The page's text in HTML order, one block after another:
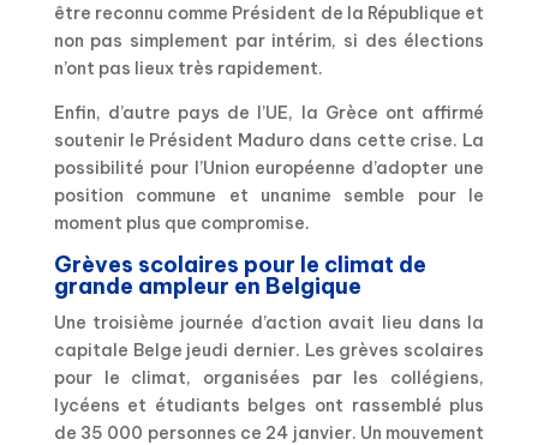
être reconnu comme Président de la République et
non pas simplement par intérim, si des élections
n’ont pas lieux très rapidement.
Enfin, d’autre pays de l’UE, la Grèce ont affirmé
soutenir le Président Maduro dans cette crise. La
possibilité pour l’Union européenne d’adopter une
position commune et unanime semble pour le
moment plus que compromise.
Grèves scolaires pour le climat de
grande ampleur en Belgique
Une troisième journée d’action avait lieu dans la
capitale Belge jeudi dernier. Les grèves scolaires
pour le climat, organisées par les collégiens,
lycéens et étudiants belges ont rassemblé plus
de 35 000 personnes ce 24 janvier. Un mouvement